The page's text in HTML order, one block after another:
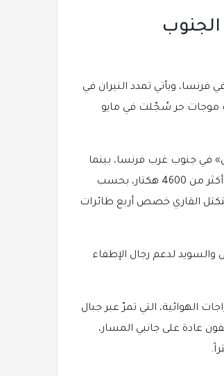
فرنسا، ويأتي تمدد النيران في
موجات حر سُجّلت في مايو
في جنوب غرب فرنسا، بينما
يعمل رجال الإطفاء على مكافحة حريق مدمر في جبال «البيرينيه»، أتى على أكثر من 4600 هكتار، بحسب
القاري خصص أربع طائرات
لدعم رجال الإطفاء
الهوائية، التي تمرّ عبر جبال
عادة على جانبي المسار،